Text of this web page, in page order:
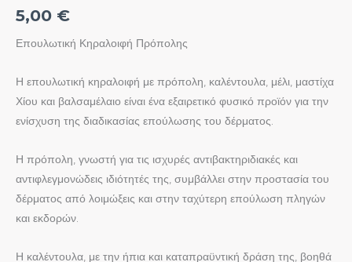
5,00 €
Επουλωτική Κηραλοιφή Πρόπολης
Η επουλωτική κηραλοιφή με πρόπολη, καλέντουλα, μέλι, μαστίχα
Χίου και βαλσαμέλαιο είναι ένα εξαιρετικό φυσικό προϊόν για την
ενίσχυση της διαδικασίας επούλωσης του δέρματος.
Η πρόπολη, γνωστή για τις ισχυρές αντιβακτηριδιακές και
αντιφλεγμονώδεις ιδιότητές της, συμβάλλει στην προστασία του
δέρματος από λοιμώξεις και στην ταχύτερη επούλωση πληγών
και εκδορών.
Η καλέντουλα, με την ήπια και καταπραϋντική δράση της, βοηθά